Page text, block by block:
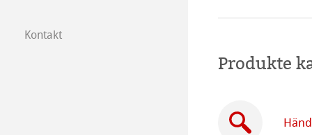
Kontakt
B2B
Produkte